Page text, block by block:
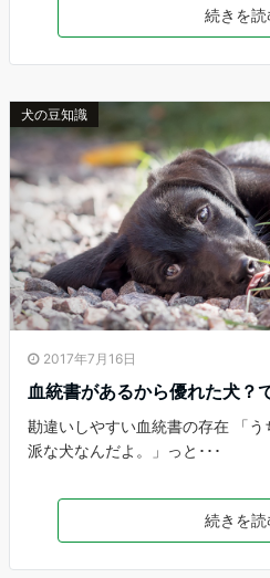
続きを読
犬の豆知識
2017年7月16日
血統書があるから優れた犬？
勘違いしやすい血統書の存在 「
派な犬なんだよ。」っと･･･
続きを読